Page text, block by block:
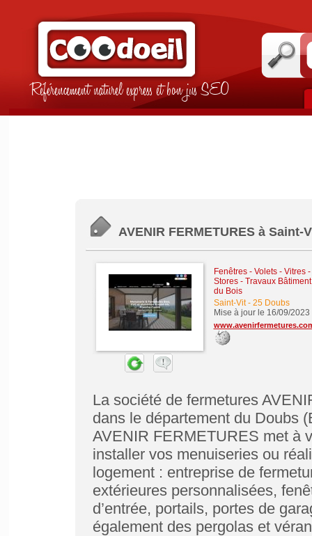
Référencement naturel express et bon jus SEO
AVENIR FERMETURES à
Fenêtres - Volets - Vitres
Stores- Travaux
du Bois
Saint-Vit- 25 Doubs
Mise à jour le 16/09/2023
La société de fermetures
dans le département du Doubs
AVENIR FERMETURES met à
installer vos menuiseries ou
logement : entreprise de
extérieures personnalisées,
d’entrée, portails, portes de
également des pergolas et